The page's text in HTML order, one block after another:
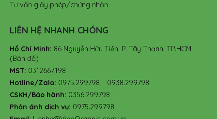
Tư vấn giấy phép/chứng nhận
LIÊN HỆ NHANH CHÓNG
Hồ Chí Minh: 86 Nguyễn Hữu Tiến, P. Tây Thạnh, TP.HCM
(Bản đồ)
MST: 0312667198
Hotline/Zalo: 0975.299798 – 0938.299798
CSKH/Bảo hành: 0356.299798
Phản ánh dịch vụ: 0975.299798